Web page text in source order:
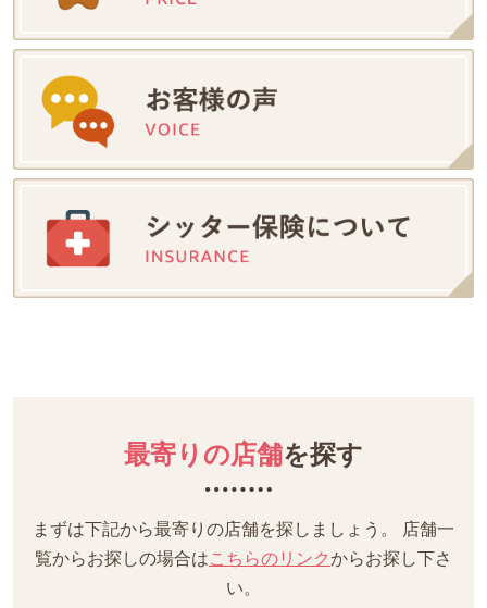
最寄りの店舗を探す
まずは下記から最寄りの店舗を探しましょう。
店舗一
覧からお探しの場合はこちらのリンクからお探し下さ
い。